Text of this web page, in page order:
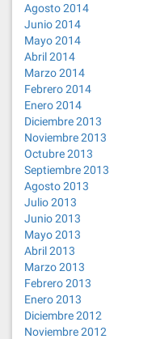
Agosto 2014
Junio 2014
Mayo 2014
Abril 2014
Marzo 2014
Febrero 2014
Enero 2014
Diciembre 2013
Noviembre 2013
Octubre 2013
Septiembre 2013
Agosto 2013
Julio 2013
Junio 2013
Mayo 2013
Abril 2013
Marzo 2013
Febrero 2013
Enero 2013
Diciembre 2012
Noviembre 2012